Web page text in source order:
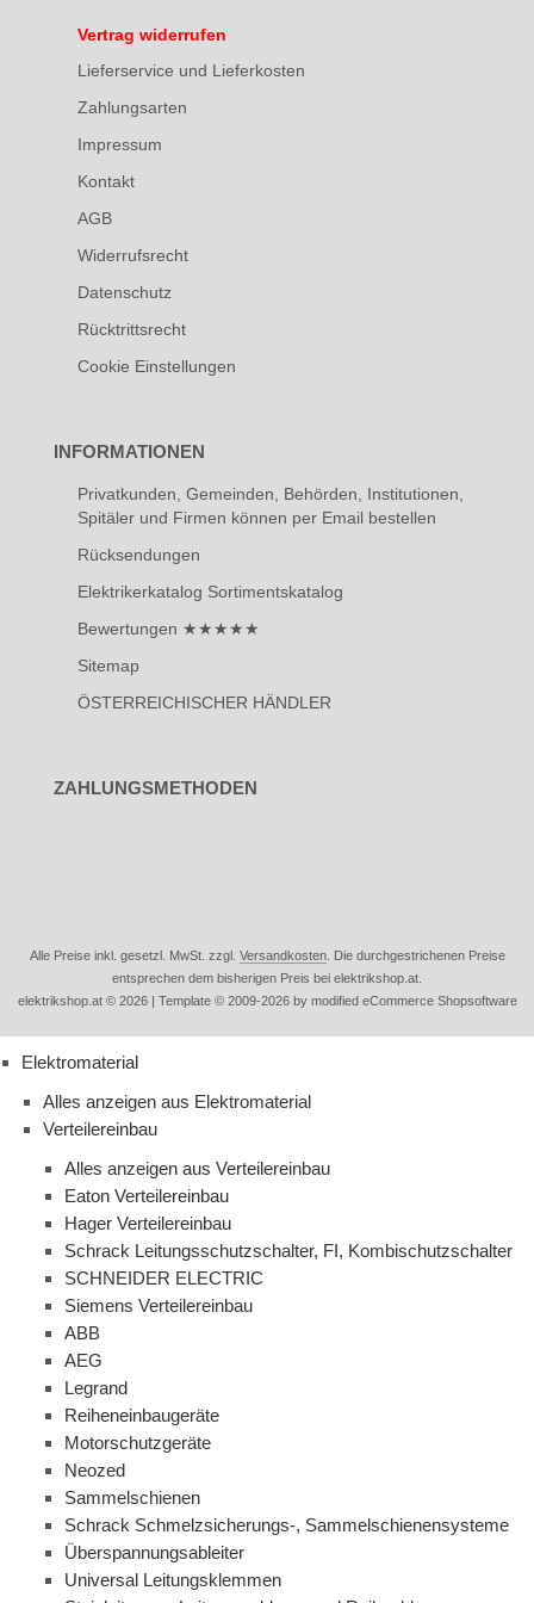
Vertrag widerrufen
Lieferservice und Lieferkosten
Zahlungsarten
Impressum
Kontakt
AGB
Widerrufsrecht
Datenschutz
Rücktrittsrecht
Cookie Einstellungen
INFORMATIONEN
Privatkunden, Gemeinden, Behörden, Institutionen,
Spitäler und Firmen können per Email bestellen
Rücksendungen
Elektrikerkatalog Sortimentskatalog
Bewertungen ★★★★★
Sitemap
ÖSTERREICHISCHER HÄNDLER
ZAHLUNGSMETHODEN
Alle Preise inkl. gesetzl. MwSt. zzgl. Versandkosten. Die durchgestrichenen Preise
entsprechen dem bisherigen Preis bei elektrikshop.at.
elektrikshop.at © 2026 | Template © 2009-2026 by modified eCommerce Shopsoftware
Elektromaterial
Alles anzeigen aus Elektromaterial
Verteilereinbau
Alles anzeigen aus Verteilereinbau
Eaton Verteilereinbau
Hager Verteilereinbau
Schrack Leitungsschutzschalter, FI, Kombischutzschalter
SCHNEIDER ELECTRIC
Siemens Verteilereinbau
ABB
AEG
Legrand
Reiheneinbaugeräte
Motorschutzgeräte
Neozed
Sammelschienen
Schrack Schmelzsicherungs-, Sammelschienensysteme
Überspannungsableiter
Universal Leitungsklemmen